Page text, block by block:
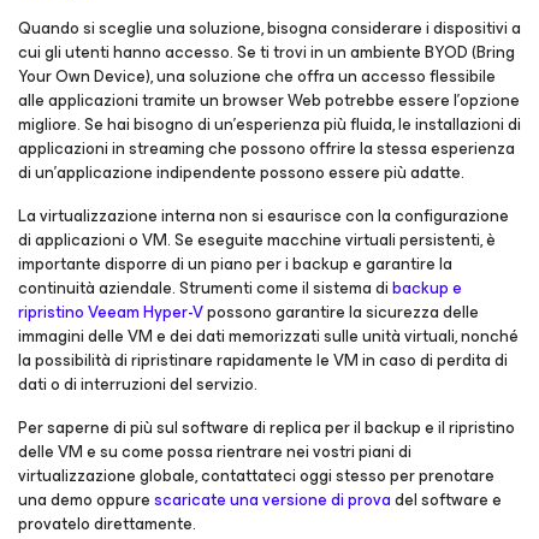
Quando si sceglie una soluzione, bisogna considerare i dispositivi a
cui gli utenti hanno accesso. Se ti trovi in un ambiente BYOD (Bring
Your Own Device), una soluzione che offra un accesso flessibile
alle applicazioni tramite un browser Web potrebbe essere l'opzione
migliore. Se hai bisogno di un'esperienza più fluida, le installazioni di
applicazioni in streaming che possono offrire la stessa esperienza
di un'applicazione indipendente possono essere più adatte.
La virtualizzazione interna non si esaurisce con la configurazione
di applicazioni o VM. Se eseguite macchine virtuali persistenti, è
importante disporre di un piano per i backup e garantire la
continuità aziendale. Strumenti come il sistema dibackup e
ripristino Veeam Hyper-Vpossono garantire la sicurezza delle
immagini delle VM e dei dati memorizzati sulle unità virtuali, nonché
la possibilità di ripristinare rapidamente le VM in caso di perdita di
dati o di interruzioni del servizio.
Per saperne di più sul software di replica per il backup e il ripristino
delle VM e su come possa rientrare nei vostri piani di
virtualizzazione globale, contattateci oggi stesso per prenotare
una demo oppurescaricate una versione di provadel software e
provatelo direttamente.